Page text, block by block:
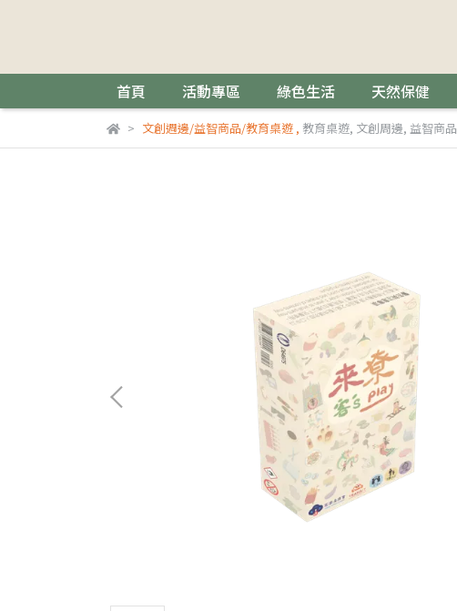
首頁 活動專區 綠色生活 天然保健
文創週邊/益智商品/教育桌遊, 教育桌遊, 文創周邊, 益智商品